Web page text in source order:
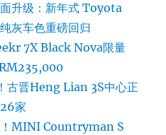
升级：新年式 Toyota
灰车色重磅回归
7X Black Nova限量
古晋Heng Lian 3S中心正
家
！MINI Countryman S